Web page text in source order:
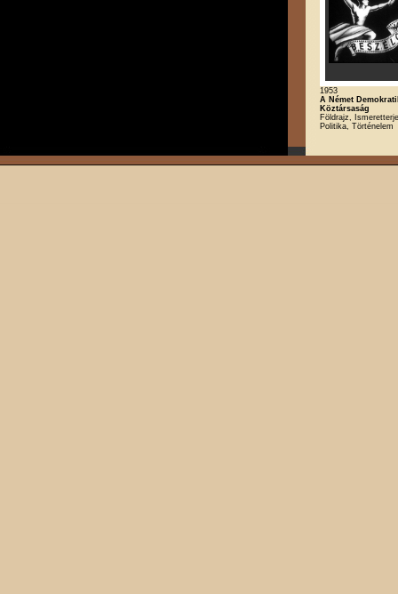
1953
A Német
Köztársaság
Földrajz,
Politika, Történelem